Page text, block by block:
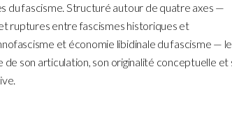
du fascisme. Structuré autour de quatre axes —
ruptures entre fascismes historiques et
et économie libidinale du fascisme — le
son articulation, son originalité conceptuelle et